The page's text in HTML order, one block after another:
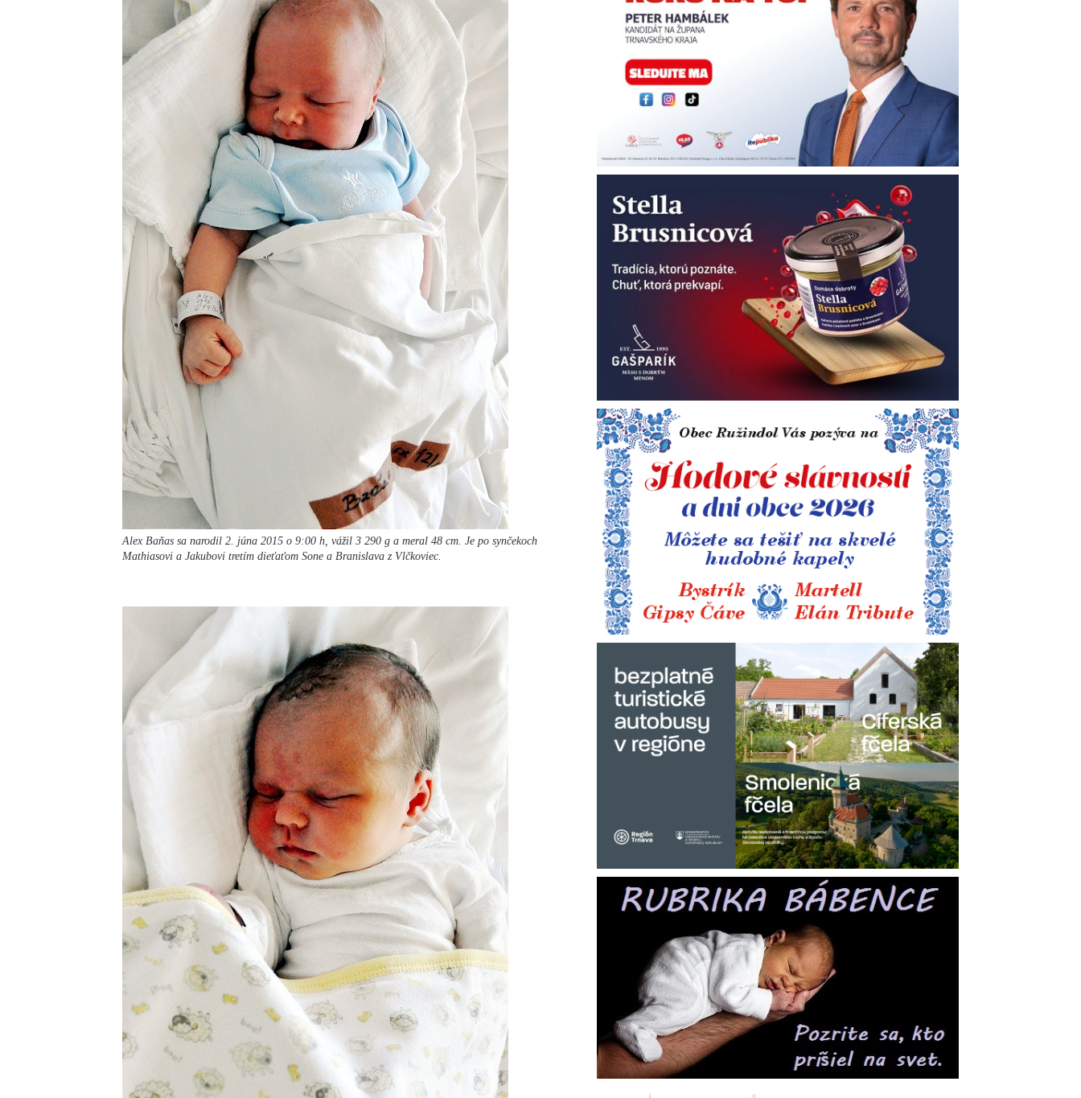
Alex Baňas sa narodil 2. júna 2015 o 9:00 h, vážil 3 290 g a meral 48 cm. Je po synčekoch
Mathiasovi a Jakubovi tretím dieťaťom Sone a Branislava z Vlčkoviec.